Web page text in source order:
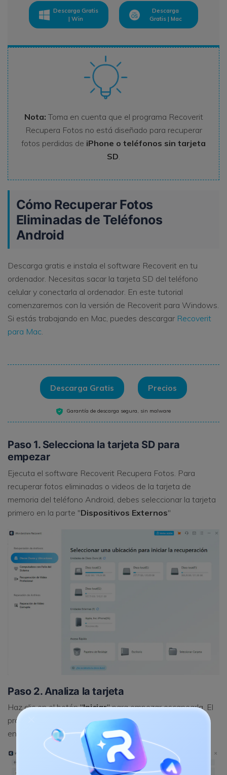
Descarga Gratis
| Win
Descarga
Gratis | Mac
Nota: Toma en cuenta que el programa Recoverit
Recupera Fotos no está diseñado para recuperar
fotos perdidas de iPhone o teléfonos sin tarjeta
SD.
Cómo Recuperar Fotos
Eliminadas de Teléfonos
Android
Descarga gratis e instala el software Recoverit en tu
ordenador. Necesitas sacar la tarjeta SD del teléfono
celular y conectarla al ordenador. En este tutorial
comenzaremos con la versión de Recoverit para Windows.
Si estás trabajando en Mac, puedes descargar Recoverit
para Mac
Descarga Gratis Precios
Garantía de descarga segura, sin malware
Paso 1. Selecciona la tarjeta SD para
empezar
Ejecuta el software Recoverit Recupera Fotos. Para
recuperar fotos eliminadas o videos de la tarjeta de
memoria del teléfono Android, debes seleccionar la tarjeta
primero en la parte "Dispositivos Externos"
Paso 2. Analiza la tarjeta
Haz clic en el botón "Iniciar" para empezar escanearla. El
proceso terminará en unos minutos y las fotos
encontradas se mostrarán en la ventana.